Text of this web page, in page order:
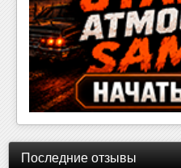
Последние отзывы